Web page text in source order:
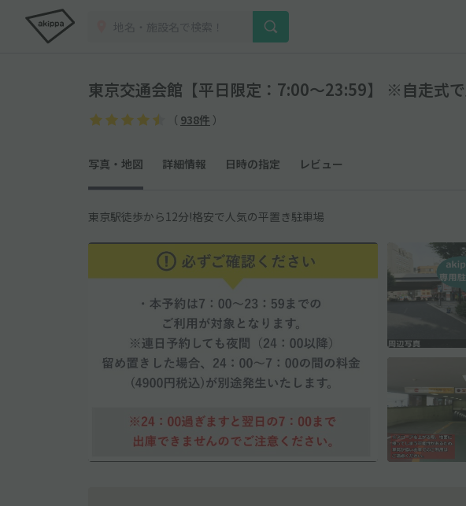
東京交通会館【平日限定：7:00～23:59】 ※自走式
（ 938件 ）
写真・地図 詳細情報 日時の指定 レビュー
東京駅徒歩から12分!格安で人気の平置き駐車場